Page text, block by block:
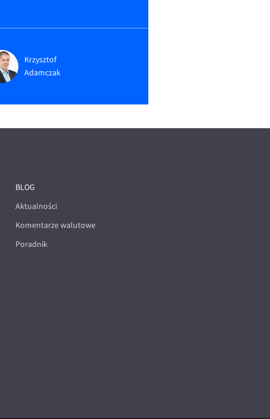
Krzysztof
Adamczak
BLOG
Aktualności
Komentarze walutowe
Poradnik